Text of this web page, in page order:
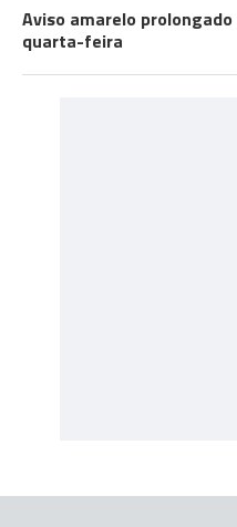
Aviso amarelo
quarta-feira